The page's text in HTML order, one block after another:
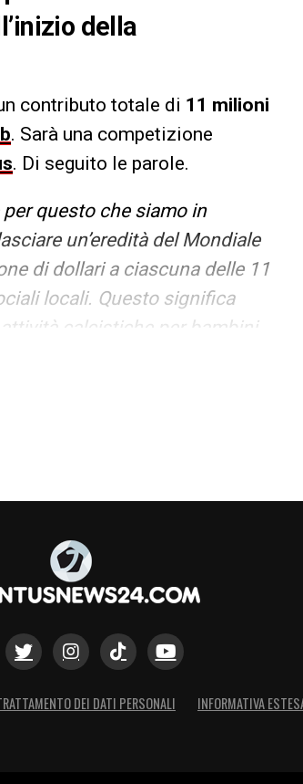
della
contributo totale di 11 milioni
. Sarà una competizione
. Di seguito le parole.
questo che siamo in
un’eredità del Mondiale
di dollari a ciascuna delle 11
locali. Questo significa
calcistiche per bambini
che garantirà un
DEI DATI PERSONALI INFORMATIVA